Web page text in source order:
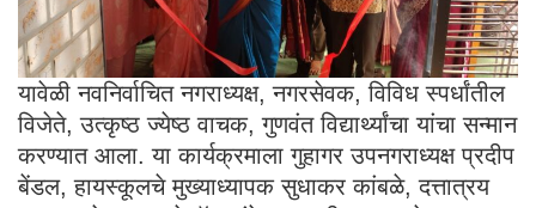
यावेळी नवनिर्वाचित नगराध्यक्ष, नगरसेवक, विविध स्पर्धांतील
विजेते, उत्कृष्ठ ज्येष्ठ वाचक, गुणवंत विद्यार्थ्यांचा यांचा सन्मान
करण्यात आला. या कार्यक्रमाला गुहागर उपनगराध्यक्ष प्रदीप
बेंडल, हायस्कूलचे मुख्याध्यापक सुधाकर कांबळे, दत्तात्रय